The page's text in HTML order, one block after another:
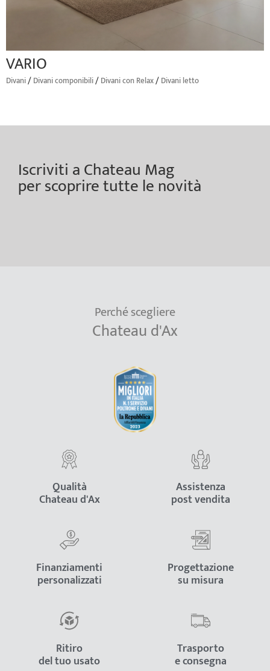
VARIO
Divani/Divani componibili/Divani con Relax/Divani letto
Iscriviti a Chateau Mag
per scoprire tutte le novità
Perché scegliere
Chateau d'Ax
Qualità
Chateau d'Ax
Assistenza
post vendita
Finanziamenti
personalizzati
Progettazione
su misura
Ritiro
del tuo usato
Trasporto
e consegna